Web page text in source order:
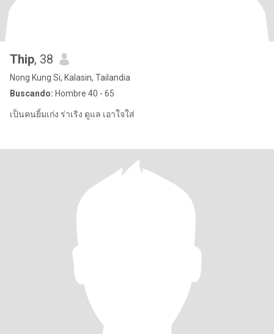
Thip, 38
Nong Kung Si, Kalasin, Tailandia
Buscando: Hombre 40 - 65
เป็นคนยิ้มเก่ง ร่าเริง ดูแล เอาใจใส่